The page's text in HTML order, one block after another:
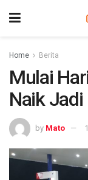
Home Berita
Mulai
Naik
by Mato